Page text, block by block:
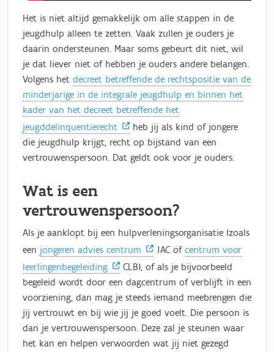
Het is niet altijd gemakkelijk om alle stappen in de
jeugdhulp alleen te zetten. Vaak zullen je ouders je
daarin ondersteunen. Maar soms gebeurt dit niet, wil
je dat liever niet of hebben je ouders andere belangen.
Volgens het decreet betreffende de rechtspositie van de
minderjarige in de integrale jeugdhulp en binnen het
kader van het decreet betreffende het
jeugddelinquentierecht
heb jij als kind of jongere
die jeugdhulp krijgt, recht op bijstand van een
vertrouwenspersoon. Dat geldt ook voor je ouders.
Wat is een
vertrouwenspersoon?
Als je aanklopt bij een hulpverleningsorganisatie (zoals
een jongeren advies centrum JAC of centrum voor
leerlingenbegeleiding
CLB), of als je bijvoorbeeld
begeleid wordt door een dagcentrum of verblijft in een
voorziening, dan mag je steeds iemand meebrengen die
jij vertrouwt en bij wie jij je goed voelt. Die persoon is
dan je vertrouwenspersoon. Deze zal je steunen waar
het kan en helpen verwoorden wat jij niet gezegd